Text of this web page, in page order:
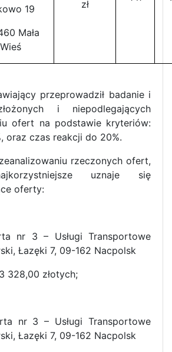
19
Mała
Wieś
zł
przeprowadził badanie i
i niepodlegających
ofert na podstawie kryteriów:
oraz czas reakcji do 20%.
rzeczonych ofert,
uznaje się
oferty:
nr 3 – Usługi Transportowe
Łazęki 7, 09-162 Nacpolsk
328,00 złotych;
nr 3 – Usługi Transportowe
Łazęki 7, 09-162 Nacpolsk